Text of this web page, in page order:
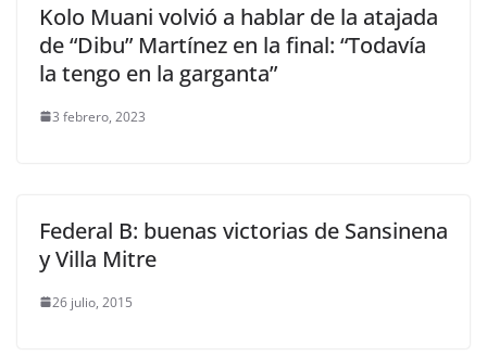
Kolo Muani volvió a hablar de la atajada
de “Dibu” Martínez en la final: “Todavía
la tengo en la garganta”
3 febrero, 2023
Federal B: buenas victorias de Sansinena
y Villa Mitre
26 julio, 2015